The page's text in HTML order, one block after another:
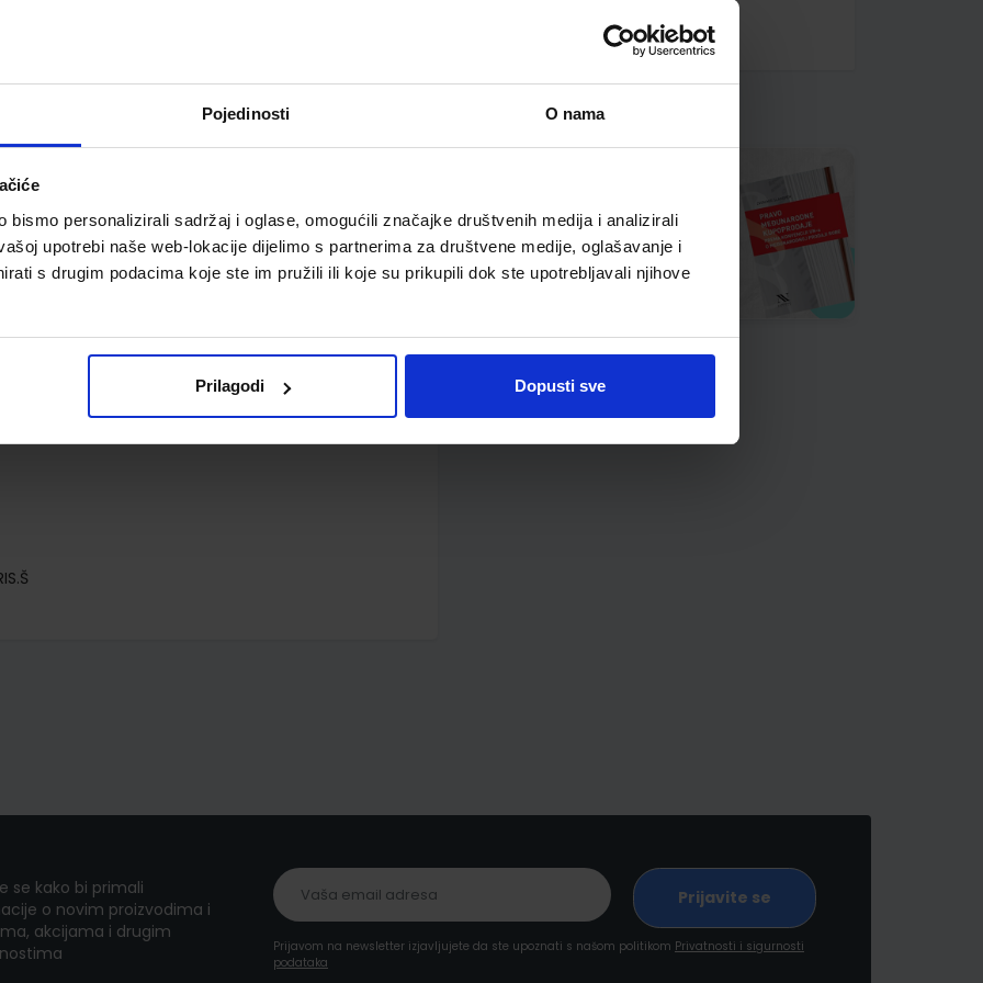
Pojedinosti O nama
bismo personalizirali sadržaj i oglase, omogućili značajke društvenih medija i analizirali
upotrebi naše web-lokacije dijelimo s partnerima za društvene medije, oglašavanje i
s drugim podacima koje ste im pružili ili koje su prikupili dok ste upotrebljavali njihove
Prilagodi Dopusti sve
3. razred ugostiteljsko-hotelijersko-turističkih škola,
se kako bi primali
o novim proizvodima i
akcijama i drugim
Prijavom na newsletter izjavljujete da ste upoznati s našom politikom Privatnosti i sigurnosti
podataka